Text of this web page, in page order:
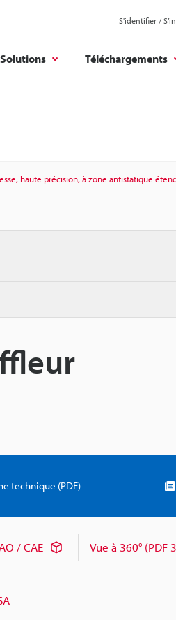
S'identifier /
Solutions Téléchargements
haute précision, à zone antistatique
technique (PDF)
/ CAE Vue à 360° (PDF